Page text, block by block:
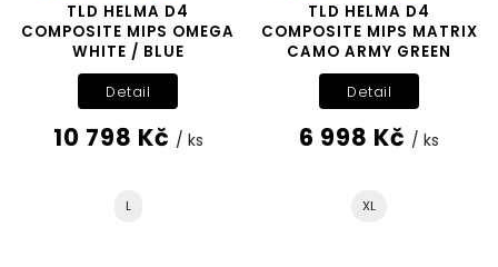
TLD HELMA D4
COMPOSITE MIPS OMEGA
WHITE / BLUE
10 798 Kč / ks
Detail
L
TLD HELMA D4
COMPOSITE MIPS MATRIX
CAMO ARMY GREEN
6 998 Kč / ks
Detail
XL